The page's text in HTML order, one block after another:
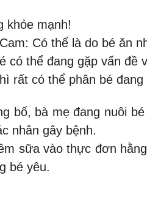
khỏe mạnh!
Cam: Có thể là do bé ăn
có thể đang gặp vấn đề
rất có thể phân bé
bố, bà mẹ đang nuôi
nhân gây bệnh.
sữa vào thực đơn
bé yêu.